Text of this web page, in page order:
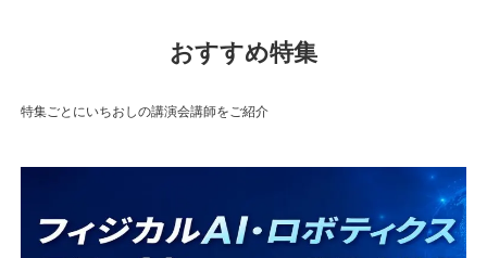
おすすめ特集
特集ごとにいちおしの講演会講師をご紹介